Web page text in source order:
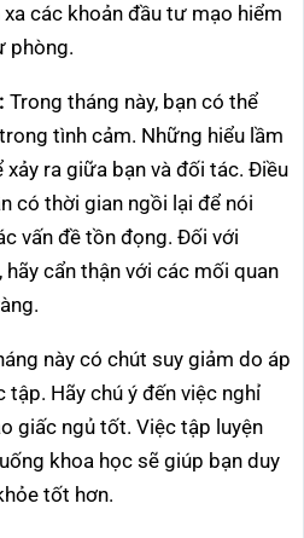
các khoản đầu tư mạo hiểm
phòng.
Trong tháng này, bạn có thể
tình cảm. Những hiểu lầm
xảy ra giữa bạn và đối tác. Điều
có thời gian ngồi lại để nói
vấn đề tồn đọng. Đối với
cẩn thận với các mối quan
này có chút suy giảm do áp
tập. Hãy chú ý đến việc nghỉ
giấc ngủ tốt. Việc tập luyện
khoa học sẽ giúp bạn duy
tốt hơn.